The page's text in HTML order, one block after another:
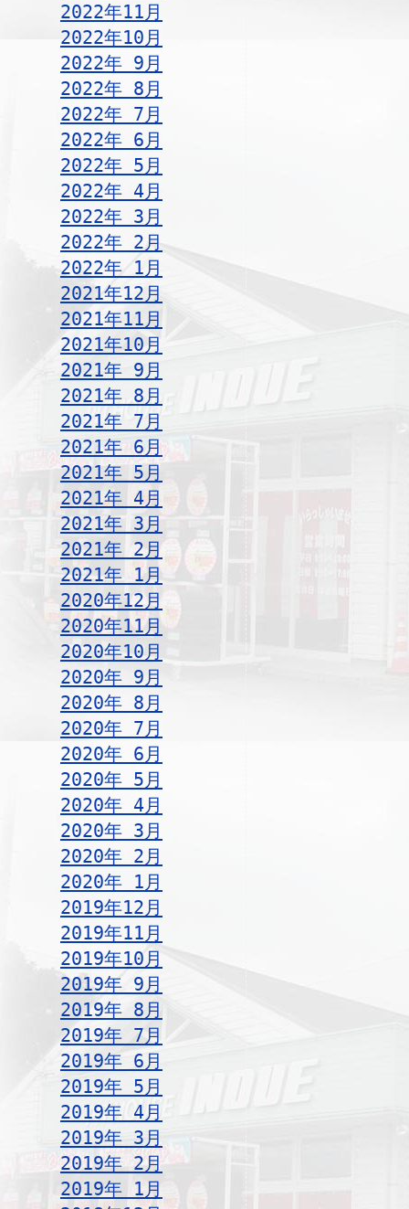
2022年11月
2022年10月
2022年 9月
2022年 8月
2022年 7月
2022年 6月
2022年 5月
2022年 4月
2022年 3月
2022年 2月
2022年 1月
2021年12月
2021年11月
2021年10月
2021年 9月
2021年 8月
2021年 7月
2021年 6月
2021年 5月
2021年 4月
2021年 3月
2021年 2月
2021年 1月
2020年12月
2020年11月
2020年10月
2020年 9月
2020年 8月
2020年 7月
2020年 6月
2020年 5月
2020年 4月
2020年 3月
2020年 2月
2020年 1月
2019年12月
2019年11月
2019年10月
2019年 9月
2019年 8月
2019年 7月
2019年 6月
2019年 5月
2019年 4月
2019年 3月
2019年 2月
2019年 1月